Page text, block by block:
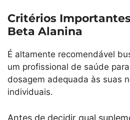
Critérios
Beta Alanina
É altamente recomendável
um profissional de saúde
dosagem adequada às suas
individuais.
Antes de decidir qual